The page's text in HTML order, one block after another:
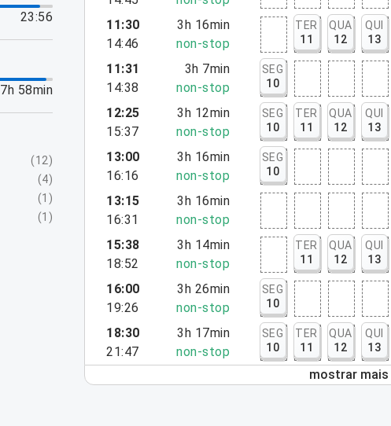
23:56
7h 58min
(12)
(4)
(1 )
(1 )
11:30
14:46
3h 16min
non-stop
TER
11
QUA
12
QUI
13
11:31
14:38
3h 7min
non-stop
SEG
10
12:25
15:37
3h 12min
non-stop
SEG
10
TER
11
QUA
12
QUI
13
13:00
16:16
3h 16min
non-stop
SEG
10
13:15
16:31
3h 16min
non-stop
15:38
18:52
3h 14min
non-stop
TER
11
QUA
12
QUI
13
16:00
19:26
3h 26min
non-stop
SEG
10
18:30
21:47
3h 17min
non-stop
SEG
10
TER
11
QUA
12
QUI
13
mostrar mais